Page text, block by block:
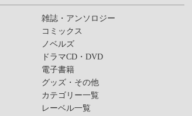
雑誌・アンソロジー
コミックス
ノベルズ
ドラマCD・DVD
電子書籍
グッズ・その他
カテゴリー一覧
レーベル一覧